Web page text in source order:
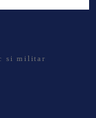
si militar